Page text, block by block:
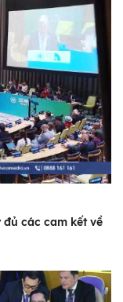
các cam kết về